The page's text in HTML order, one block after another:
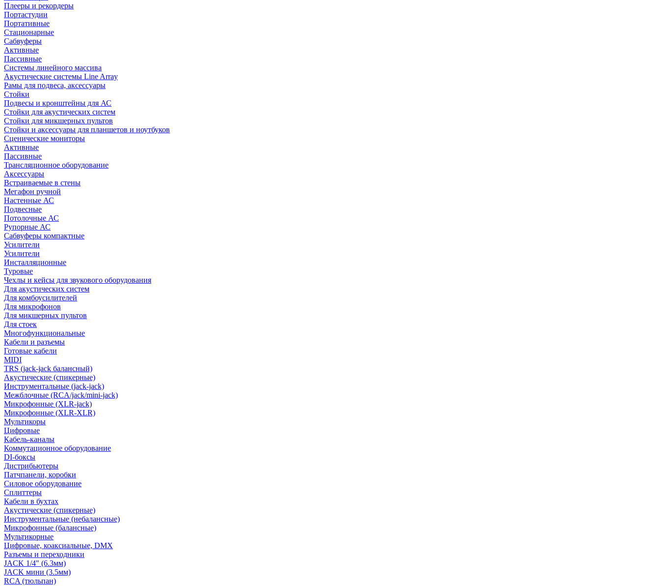
Плееры и рекордеры
Портастудии
Портативные
Стационарные
Сабвуферы
Активные
Пассивные
Системы линейного массива
Акустические системы Line Array
Рамы для подвеса, аксессуары
Стойки
Подвесы и кронштейны для АС
Стойки для акустических систем
Стойки для микшерных пультов
Стойки и аксессуары для планшетов и ноутбуков
Сценические мониторы
Активные
Пассивные
Трансляционное оборудование
Аксессуары
Встраиваемые в стены
Мегафон ручной
Настенные АС
Подвесные
Потолочные АС
Рупорные АС
Сабвуферы компактные
Усилители
Усилители
Инсталляционные
Туровые
Чехлы и кейсы для звукового оборудования
Для акустических систем
Для комбоусилителей
Для микрофонов
Для микшерных пультов
Для стоек
Многофункциональные
Кабели и разъемы
Готовые кабели
MIDI
TRS (jack-jack балансный)
Акустические (спикерные)
Инструментальные (jack-jack)
Межблочные (RCA/jack/mini-jack)
Микрофонные (XLR-jack)
Микрофонные (XLR-XLR)
Мультикоры
Цифровые
Кабель-каналы
Коммутационное оборудование
DI-боксы
Дистрибьютеры
Патчпанели, коробки
Силовое оборудование
Сплиттеры
Кабели в бухтах
Акустические (спикерные)
Инструментальные (небалансные)
Микрофонные (балансные)
Мультикорные
Цифровые, коаксиальные, DMX
Разъемы и переходники
JACK 1/4" (6.3мм)
JACK мини (3.5мм)
RCA (тюльпан)